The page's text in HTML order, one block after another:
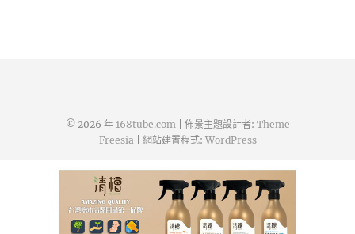
© 2026 年 168tube.com | 佈景主題設計者: Theme
Freesia | 網站建置程式: WordPress